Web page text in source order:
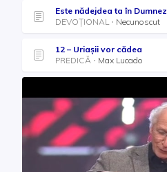
Este nădejdea ta în
DEVOȚIONAL
Necunoscut
12 – Uriașii vor cădea
PREDICĂ
Max Lucado